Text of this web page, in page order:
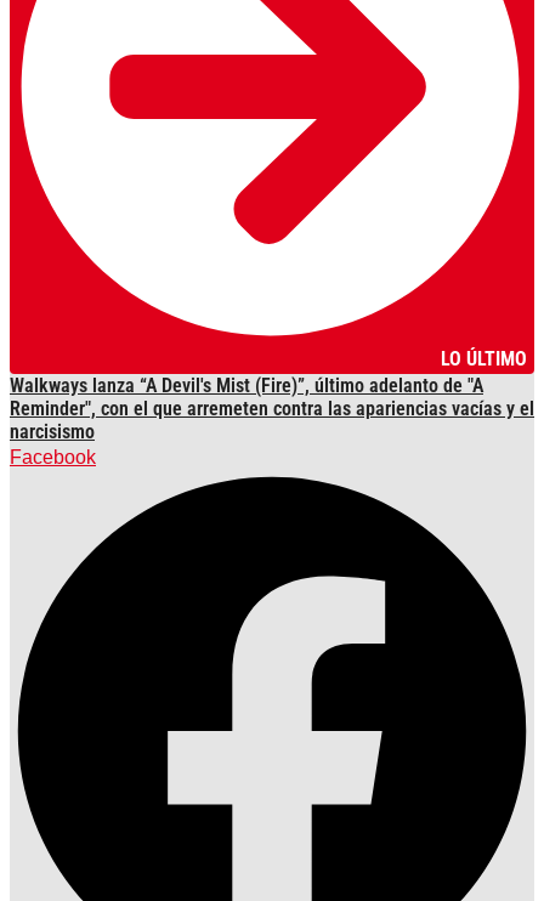
LO ÚLTIMO
Walkways lanza “A Devil's Mist (Fire)”, último adelanto de "A
Reminder", con el que arremeten contra las apariencias vacías y el
narcisismo
Facebook